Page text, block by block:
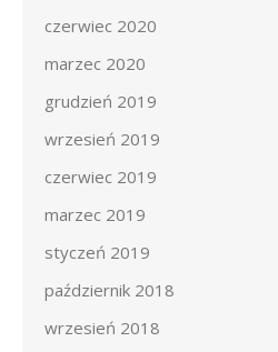
czerwiec 2020
marzec 2020
grudzień 2019
wrzesień 2019
czerwiec 2019
marzec 2019
styczeń 2019
październik 2018
wrzesień 2018